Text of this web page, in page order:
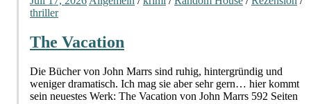
thriller
The Vacation
Die Bücher von John Marrs sind ruhig, hintergründig und
weniger dramatisch. Ich mag sie aber sehr gern… hier kommt
sein neuestes Werk: The Vacation von John Marrs 592 Seiten